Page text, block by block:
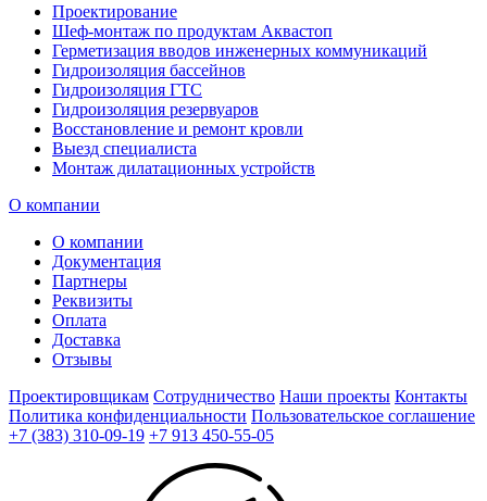
Проектирование
Шеф-монтаж по продуктам Аквастоп
Герметизация вводов инженерных коммуникаций
Гидроизоляция бассейнов
Гидроизоляция ГТС
Гидроизоляция резервуаров
Восстановление и ремонт кровли
Выезд специалиста
Монтаж дилатационных устройств
О компании
О компании
Документация
Партнеры
Реквизиты
Оплата
Доставка
Отзывы
Проектировщикам Сотрудничество Наши проекты Контакты
Политика конфиденциальности Пользовательское соглашение
+7 (383) 310-09-19 +7 913 450-55-05